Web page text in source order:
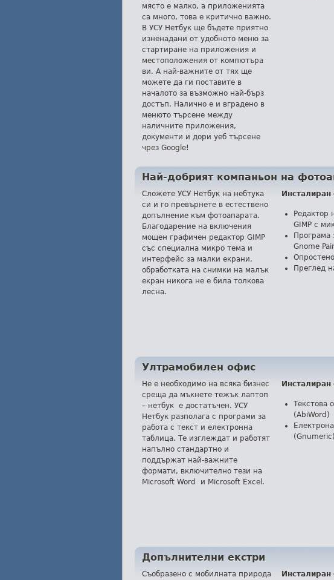
място е малко, а приложенията
са много, това е критично важно.
В УСУ Нетбук ще бъдете приятно
изненадани от удобното меню за
стартиране на приложения и
местоположения от компютъра
ви. А най-важните от тях ще
можете да ги поставите в
началото за възможно най-бърз
достъп. Налично е и вградено в
менюто търсене между
наличните приложения,
документи и дори уеб търсене
чрез Google!
Най-добрият компаньон на
Сложете УСУ Нетбук на небтука
си и го превърнете в естествено
допълнение към фотоапарата.
Благодарение на включения
мощен графичен редактор GIMP
със специална микро тема и
интерфейс за малки екрани,
обработката на снимки на малък
екран никога не е била толкова
лесна.
Редактор
GIMP с
Програма
Gnome
Преглед
Ултрамобилен офис
Не е необходимо на всяка бизнес
среща да мъкнете тежък лаптоп
– нетбук е достатъчен. УСУ
Нетбук разполага с програми за
работа с текст и електронна
таблица. Те изглеждат и работят
напълно стандартно и
поддържат най-важните
формати, включително тези на
Microsoft Word и Microsoft Excel.
Текстова
(AbiWord)
(Gnumeric)
Допълнителни екстри
Съобразено с мобилната природа